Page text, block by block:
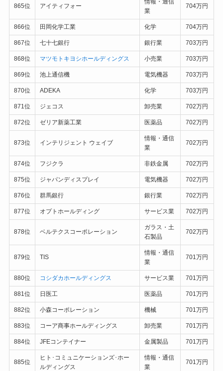
865位 アイティフォー
情報・通信
業
704万円
866位 田岡化学工業 化学 704万円
867位 七十七銀行 銀行業 703万円
868位 マツモトキヨシホールディングス 小売業 703万円
869位 池上通信機 電気機器 703万円
870位 ADEKA 化学 703万円
871位 ジェコス 卸売業 702万円
872位 ゼリア新薬工業 医薬品 702万円
873位 インテリジェント ウェイブ
情報・通信
業
702万円
874位 フジクラ 非鉄金属 702万円
875位 ジャパンディスプレイ 電気機器 702万円
876位 群馬銀行 銀行業 702万円
877位 オプトホールディング サービス業 702万円
878位 ベルテクスコーポレーション
ガラス・土
石製品
702万円
879位 TIS
情報・通信
業
701万円
880位 コシダカホールディングス サービス業 701万円
881位 日医工 医薬品 701万円
882位 小森コーポレーション 機械 701万円
883位 コーア商事ホールディングス 卸売業 701万円
884位 JFEコンテイナー 金属製品 701万円
885位
ヒト･コミュニケーションズ･ホー
ルディングス
情報・通信
業
701万円